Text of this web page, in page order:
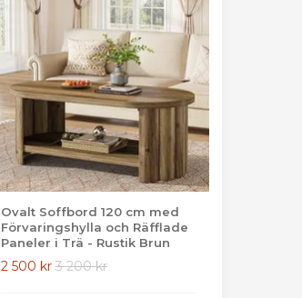
Ovalt Soffbord 120 cm med
Förvaringshylla och Räfflade
Paneler i Trä - Rustik Brun
2 500 kr 3 200 kr